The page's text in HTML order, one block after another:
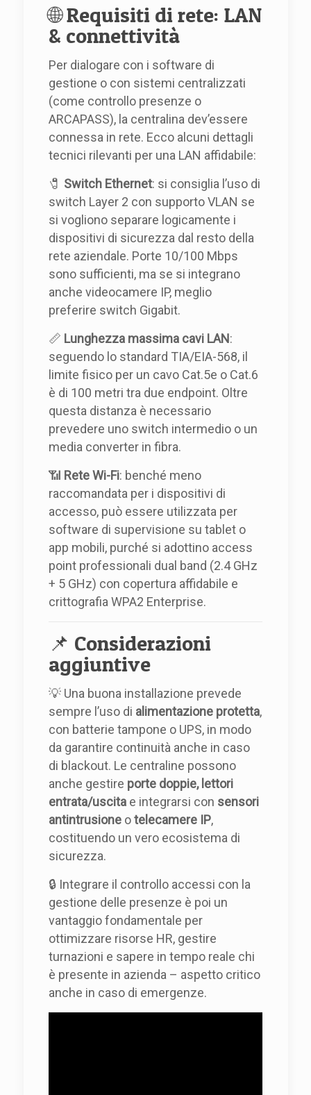
🌐 Requisiti di rete: LAN
& connettività
Per dialogare con i software di
gestione o con sistemi centralizzati
(come controllo presenze o
ARCAPASS), la centralina dev’essere
connessa in rete. Ecco alcuni dettagli
tecnici rilevanti per una LAN affidabile:
🧷 Switch Ethernet: si consiglia l’uso di
switch Layer 2 con supporto VLAN se
si vogliono separare logicamente i
dispositivi di sicurezza dal resto della
rete aziendale. Porte 10/100 Mbps
sono sufficienti, ma se si integrano
anche videocamere IP, meglio
preferire switch Gigabit.
📏 Lunghezza massima cavi LAN:
seguendo lo standard TIA/EIA-568, il
limite fisico per un cavo Cat.5e o Cat.6
è di 100 metri tra due endpoint. Oltre
questa distanza è necessario
prevedere uno switch intermedio o un
media converter in fibra.
📶 Rete Wi-Fi: benché meno
raccomandata per i dispositivi di
accesso, può essere utilizzata per
software di supervisione su tablet o
app mobili, purché si adottino access
point professionali dual band (2.4 GHz
+ 5 GHz) con copertura affidabile e
crittografia WPA2 Enterprise.
📌 Considerazioni
aggiuntive
💡 Una buona installazione prevede
sempre l’uso di alimentazione protetta,
con batterie tampone o UPS, in modo
da garantire continuità anche in caso
di blackout. Le centraline possono
anche gestire porte doppie, lettori
entrata/uscita e integrarsi con sensori
antintrusione otelecamere IP,
costituendo un vero ecosistema di
sicurezza.
🔒 Integrare il controllo accessi con la
gestione delle presenze è poi un
vantaggio fondamentale per
ottimizzare risorse HR, gestire
turnazioni e sapere in tempo reale chi
è presente in azienda – aspetto critico
anche in caso di emergenze.